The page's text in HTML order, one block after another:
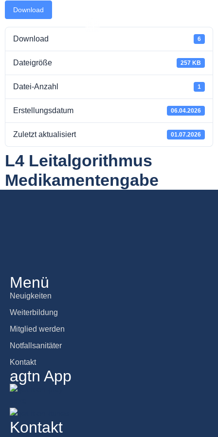
Download
Download 6
Dateigröße 257 KB
Datei-Anzahl 1
Erstellungsdatum 06.04.2026
Zuletzt aktualisiert 01.07.2026
L4 Leitalgorithmus
Medikamentengabe
Menü
Neuigkeiten
Weiterbildung
Mitglied werden
Notfallsanitäter
Kontakt
agtn App
Kontakt